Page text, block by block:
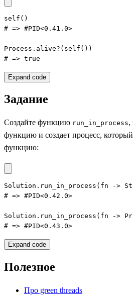
self()
# => #PID<0.41.0>
Process.alive?(self())
# => true
Expand code
Задание
Создайте функцию run_in_process,
функцию и создает процесс,
функцию:
Solution.run_in_process(fn ->
# => #PID<0.42.0>
Solution.run_in_process(fn ->
# => #PID<0.43.0>
Expand code
Полезное
Про green threads